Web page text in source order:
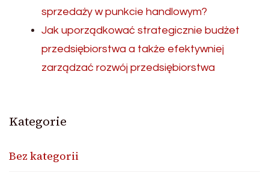
sprzedaży w punkcie handlowym?
Jak uporządkować strategicznie budżet
przedsiębiorstwa a także efektywniej
zarządzać rozwój przedsiębiorstwa
Kategorie
Bez kategorii